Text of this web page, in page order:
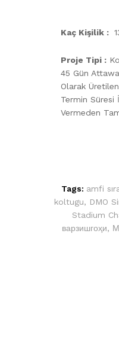
Kaç Kişilik :
Proje Tipi :
45 Gün
Olarak
Termin
Vermeden
Tags: amfi
koltugu, DMO
Stadium
варзишгоҳи,